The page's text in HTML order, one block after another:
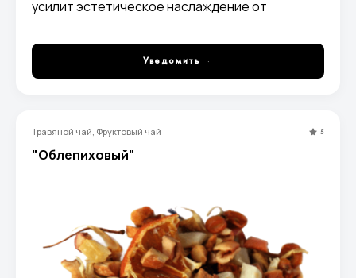
усилит эстетическое наслаждение от
густым, янтарного или красно-коричневого
Уведомить
Травяной чай, Фруктовый чай 5
"Облепиховый"